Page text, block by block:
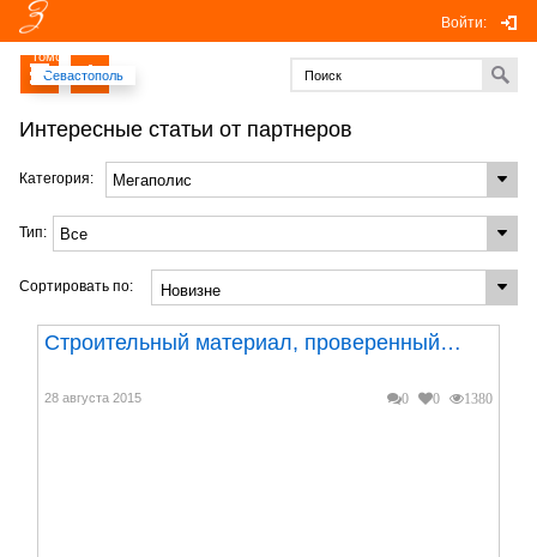
Томск
Севастополь
Интересные статьи от партнеров
Войти:
Категория:
Тип:
Сортировать по:
Строительный материал, проверенный…
0 0 1380
28 августа 2015